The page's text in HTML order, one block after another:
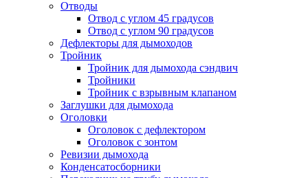
Отводы
Отвод с углом 45 градусов
Отвод с углом 90 градусов
Дефлекторы для дымоходов
Тройник
Тройник для дымохода сэндвич
Тройники
Тройник с взрывным клапаном
Заглушки для дымохода
Оголовки
Оголовок с дефлектором
Оголовок с зонтом
Ревизии дымохода
Конденсатосборники